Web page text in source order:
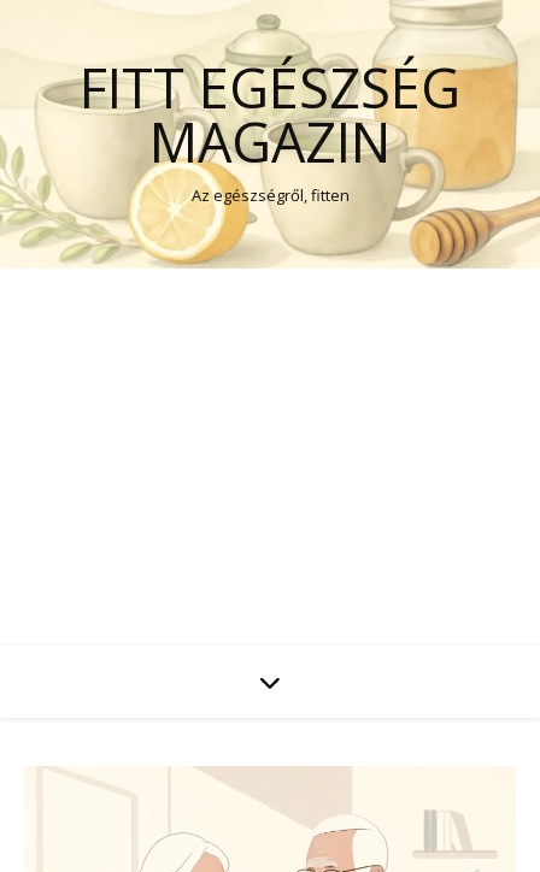
FITT EGÉSZSÉG
MAGAZIN
Az egészségről, fitten